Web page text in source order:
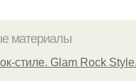
материалы
стиле. Glam Rock Style.